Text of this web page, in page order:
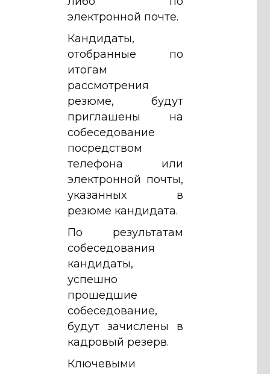
электронной почте.
Кандидаты,
отобранные по
итогам
рассмотрения
резюме, будут
приглашены на
собеседование
посредством
телефона или
электронной почты,
указанных в
резюме кандидата.
По результатам
собеседования
кандидаты,
успешно
прошедшие
собеседование,
будут зачислены в
кадровый резерв.
Ключевыми